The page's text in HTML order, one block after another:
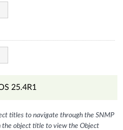
25.4R1
titles to navigate through the SNMP
the object title to view the Object